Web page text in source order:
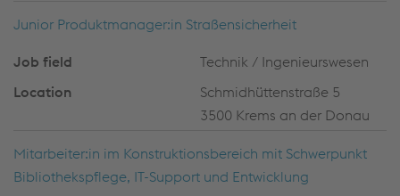
Junior Produktmanager:in Straßensicherheit
Technik / Ingenieurswesen
Schmidhüttenstraße 5
3500 Krems an der Donau
Mitarbeiter:in im Konstruktionsbereich mit Schwerpunkt
Bibliothekspflege, IT-Support und Entwicklung